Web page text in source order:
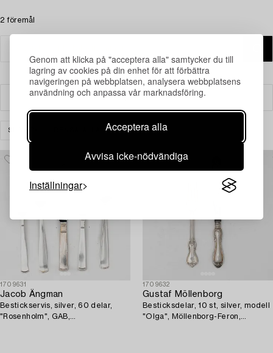
Genom att klicka på "acceptera alla" samtycker du till
lagring av cookies på din enhet för att förbättra
navigeringen på webbplatsen, analysera webbplatsens
användning och anpassa vår marknadsföring.
Acceptera alla
Avvisa icke-nödvändiga
Inställningar
2 föremål
Filter
SILVER
1709631
Jacob Ängman
Bestickservis, silver, 60 delar,
"Rosenholm", GAB,
1709632
Gustaf Möllenborg
Besticksdelar, 10 st, silver, modell
"Olga", Möllenborg-Feron,